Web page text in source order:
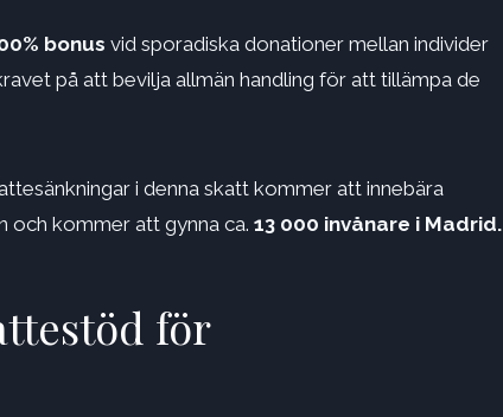
bonus vid sporadiska donationer mellan individer
på att bevilja allmän handling för att tillämpa de
i denna skatt kommer att innebära
och kommer att gynna ca. 13 000 invånare i Madrid.
för